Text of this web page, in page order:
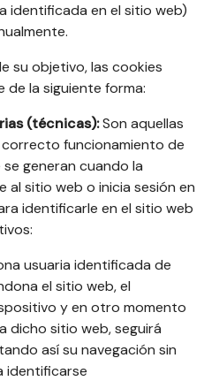
identificada en el sitio web)
su objetivo, las cookies
de la siguiente forma:
(técnicas):Son aquellas
funcionamiento de
generan cuando la
al sitio web o inicia sesión en
identificarle en el sitio web
usuaria identificada de
el sitio web, el
y en otro momento
dicho sitio web, seguirá
así su navegación sin
identificarse